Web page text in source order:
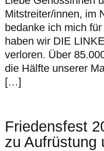
Mitstreiter/innen, im
bedanke ich mich
haben wir DIE
verloren. Über
die Hälfte unserer
[…]
Friedensfest
zu Aufrüstung